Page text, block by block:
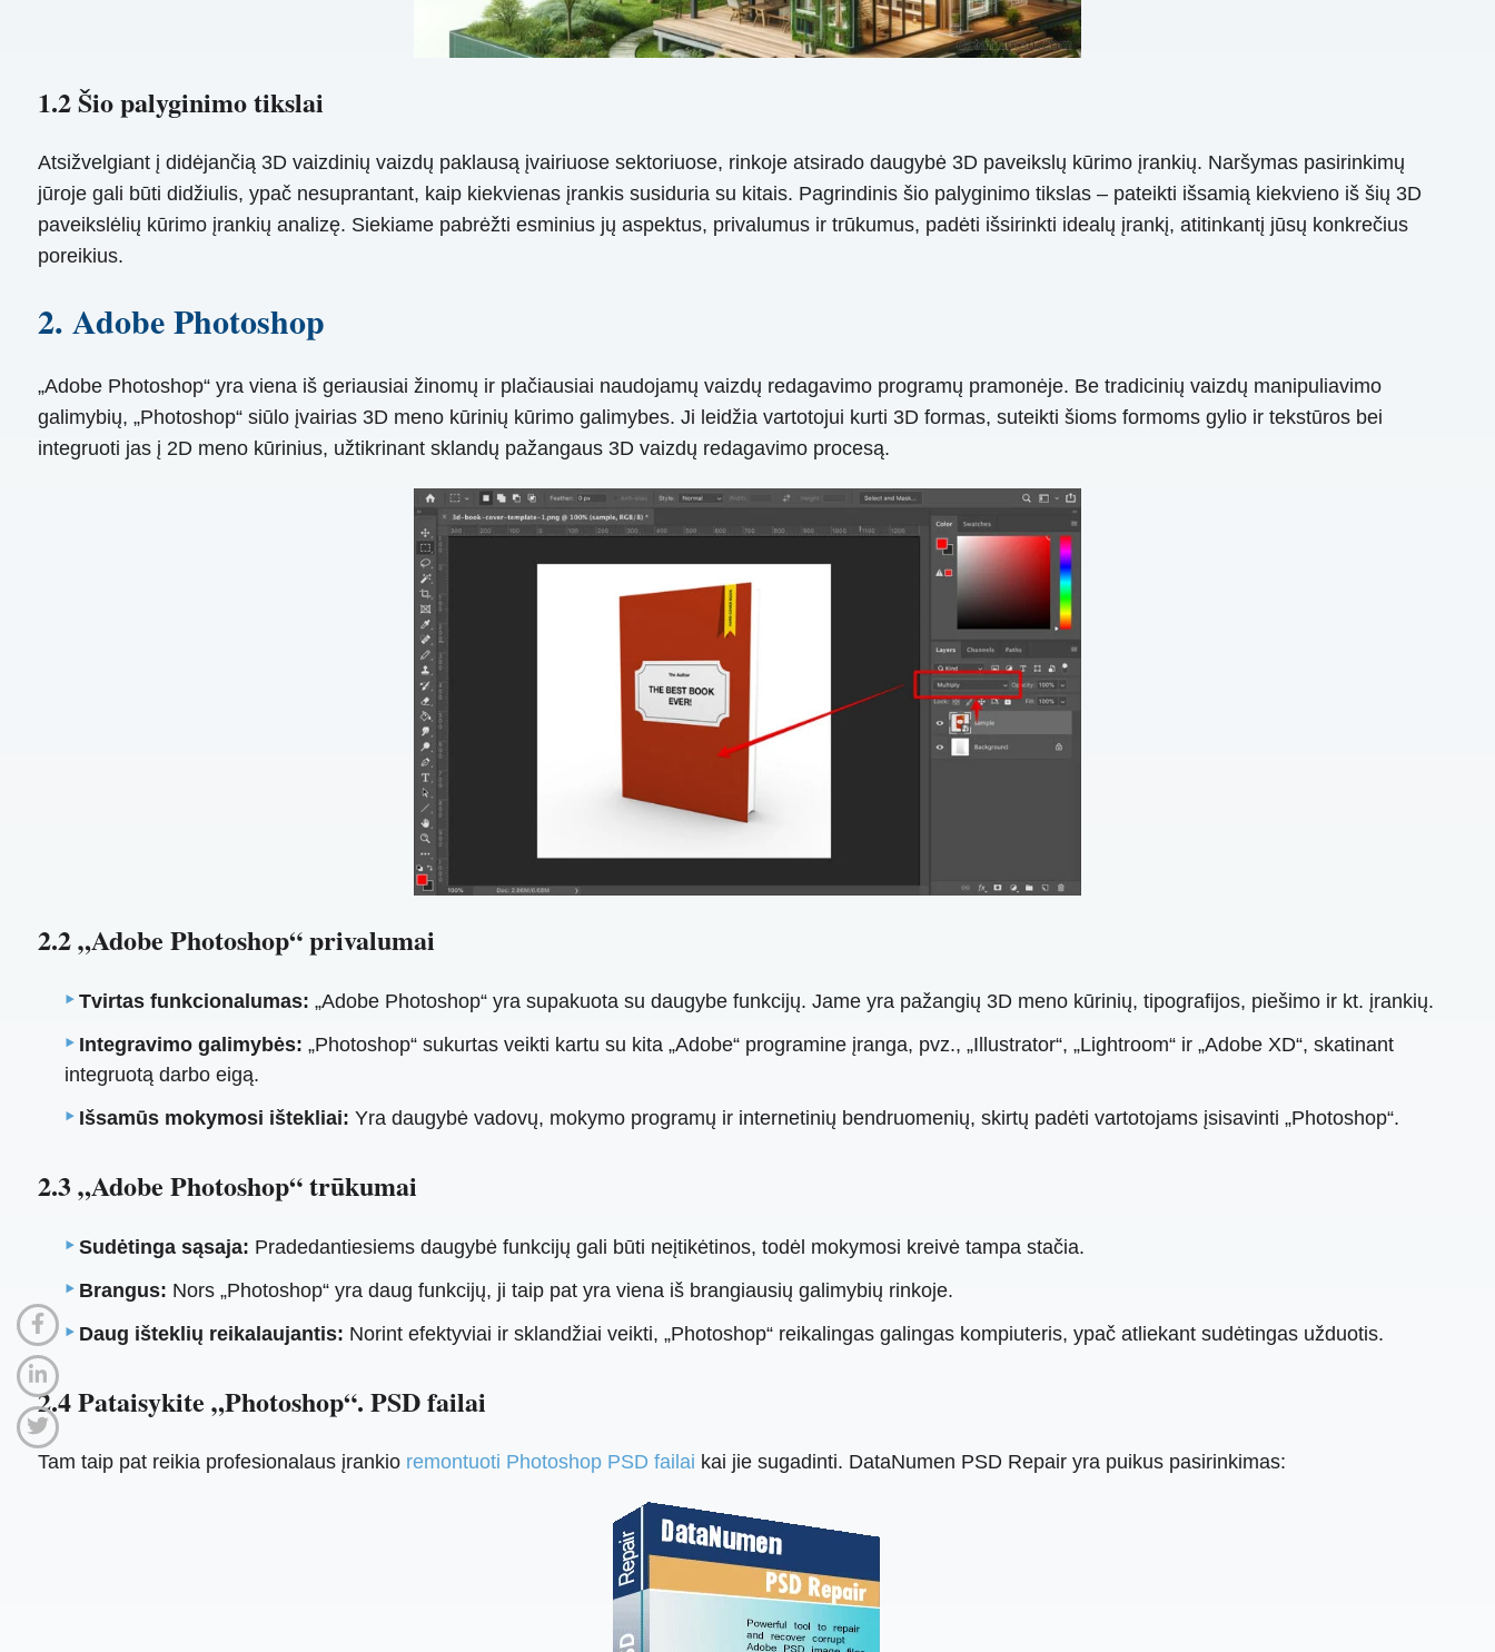
1.2 Šio palyginimo tikslai
Atsižvelgiant į didėjančią 3D vaizdinių vaizdų paklausą įvairiuose sektoriuose, rinkoje atsirado daugybė 3D paveikslų kūrimo įrankių. Naršymas pasirinkimų
jūroje gali būti didžiulis, ypač nesuprantant, kaip kiekvienas įrankis susiduria su kitais. Pagrindinis šio palyginimo tikslas – pateikti išsamią kiekvieno iš šių 3D
paveikslėlių kūrimo įrankių analizę. Siekiame pabrėžti esminius jų aspektus, privalumus ir trūkumus, padėti išsirinkti idealų įrankį, atitinkantį jūsų konkrečius
poreikius.
2. Adobe Photoshop
„Adobe Photoshop“ yra viena iš geriausiai žinomų ir plačiausiai naudojamų vaizdų redagavimo programų pramonėje. Be tradicinių vaizdų manipuliavimo
galimybių, „Photoshop“ siūlo įvairias 3D meno kūrinių kūrimo galimybes. Ji leidžia vartotojui kurti 3D formas, suteikti šioms formoms gylio ir tekstūros bei
integruoti jas į 2D meno kūrinius, užtikrinant sklandų pažangaus 3D vaizdų redagavimo procesą.
2.2 „Adobe Photoshop“ privalumai
Tvirtas funkcionalumas: „Adobe Photoshop“ yra supakuota su daugybe funkcijų. Jame yra pažangių 3D meno kūrinių, tipografijos, piešimo ir kt. įrankių.
Integravimo galimybės: „Photoshop“ sukurtas veikti kartu su kita „Adobe“ programine įranga, pvz., „Illustrator“, „Lightroom“ ir „Adobe XD“, skatinant
integruotą darbo eigą.
Išsamūs mokymosi ištekliai: Yra daugybė vadovų, mokymo programų ir internetinių bendruomenių, skirtų padėti vartotojams įsisavinti „Photoshop“.
2.3 „Adobe Photoshop“ trūkumai
Sudėtinga sąsaja: Pradedantiesiems daugybė funkcijų gali būti neįtikėtinos, todėl mokymosi kreivė tampa stačia.
Brangus: Nors „Photoshop“ yra daug funkcijų, ji taip pat yra viena iš brangiausių galimybių rinkoje.
Daug išteklių reikalaujantis: Norint efektyviai ir sklandžiai veikti, „Photoshop“ reikalingas galingas kompiuteris, ypač atliekant sudėtingas užduotis.
2.4 Pataisykite „Photoshop“. PSD failai
Tam taip pat reikia profesionalaus įrankio remontuoti Photoshop PSD failai kai jie sugadinti. DataNumen PSD Repair yra puikus pasirinkimas: